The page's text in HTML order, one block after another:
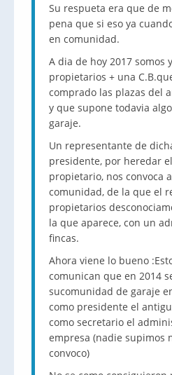
Su respueta era que de
pena que si eso ya
en comunidad.
A dia de hoy 2017 somos
propietarios + una
comprado las plazas del
y que supone todavia
garaje.
Un representante de
presidente, por heredar
propietario, nos convoca
comunidad, de la que el
propietarios
la que aparece, con un
fincas.
Ahora viene lo bueno
comunican que en 2014
sucomunidad de garaje
como presidente el
como secretario el
empresa (nadie supimos
convoco)